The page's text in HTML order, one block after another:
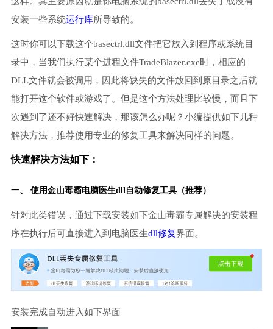
安装一些系统运行库所导致的。
这时你可以下载这个basectrl.dll文件把它放入到程序或系统目
录中，当我们执行某个进程文件TradeBlazer.exe时，相应的
DLL文件就会被调用，因此将缺失的文件放回到原目录之后就
能打开这个软件或游戏了。但是这个方法处理比较慢，而且下
次遇到了还不好快速解决，那该怎么办呢？小编提供如下几种
解决方法，推荐使用专业的修复工具来解决同样的问题。
快速解决方法如下：
一、 使用金山毒霸电脑医生dll自动修复工具（推荐）
针对此类错误，通过下载安装如下金山毒霸专属解决的安装程
序在执行后可直接进入到电脑医生dll修复界面。
安装完成自动进入如下界面